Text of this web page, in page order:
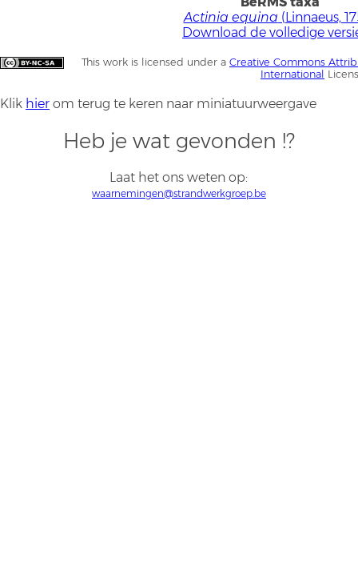
Actinia equina (Linnaeus,
Download de volledige
This work is licensed under a Creative Commons
International
Klik hier om terug te keren naar miniatuurweergave
Heb je wat gevonden !?
Laat het ons weten op:
waarnemingen@strandwerkgroep.be